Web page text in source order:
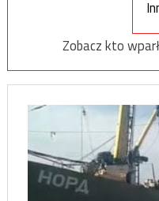
Zobacz kto